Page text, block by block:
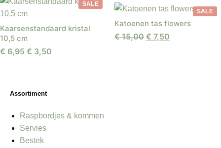
SALE
Kaarsenstandaard kristal
10,5 cm
€6,95 Oorspronkelijke
€ 3,50
SALE
Katoenen tas flowers
€15,00 Oorspronkelijke
€ 7,50
Assortiment
Raspbordjes & kommen
Servies
Bestek